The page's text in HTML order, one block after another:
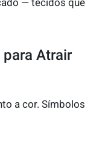
— tecidos que
Atrair
a cor. Símbolos